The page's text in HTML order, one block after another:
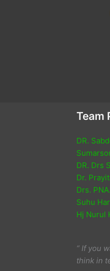
Team
DR.
DR. Drs
Dr.
Drs.
Suhu
Hj Nurul
“ If you
think in